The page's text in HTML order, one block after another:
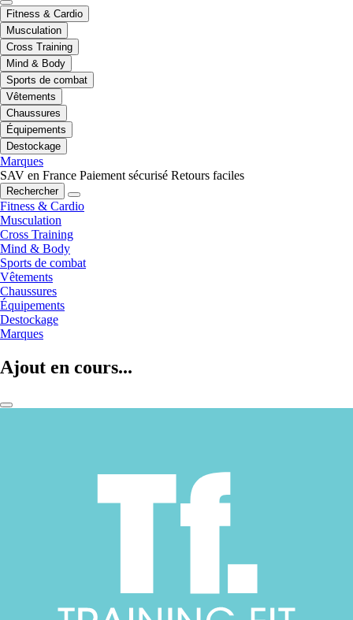
Fitness & Cardio
Musculation
Cross Training
Mind & Body
Sports de combat
Vêtements
Chaussures
Équipements
Destockage
Marques
SAV en France Paiement sécurisé Retours faciles
Rechercher
Fitness & Cardio
Musculation
Cross Training
Mind & Body
Sports de combat
Vêtements
Chaussures
Équipements
Destockage
Marques
Ajout en cours...